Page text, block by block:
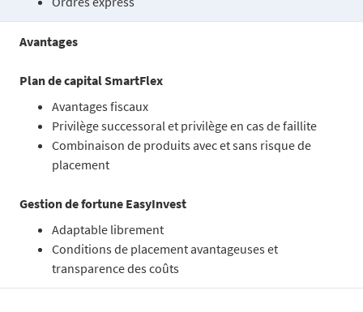
Avantages
Plan de capital SmartFlex
Avantages fiscaux
Privilège successoral et privilège en cas de faillite
Combinaison de produits avec et sans risque de
placement
Gestion de fortune EasyInvest
Adaptable librement
Conditions de placement avantageuses et
transparence des coûts